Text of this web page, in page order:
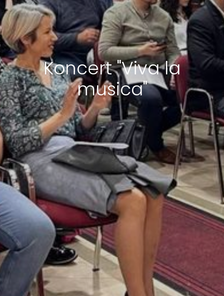
Koncert "Viva la
musica"